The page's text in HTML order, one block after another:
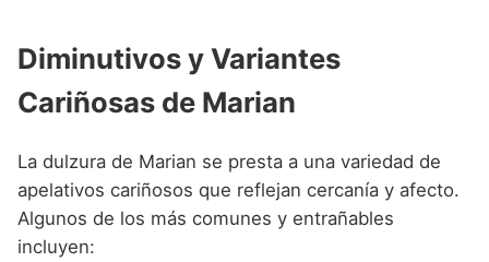
Diminutivos y Variantes
Cariñosas de Marian
La dulzura de Marian se presta a una variedad de
apelativos cariñosos que reflejan cercanía y afecto.
Algunos de los más comunes y entrañables
incluyen: